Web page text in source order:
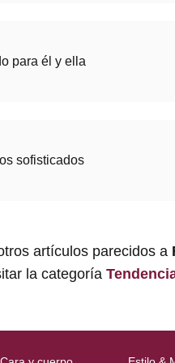
para él y ella
sofisticados
artículos parecidos a
la categoría